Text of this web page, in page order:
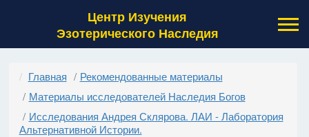
Центр Изучения
Эзотерического Наследия
Главная
Рекомендованные материалы
Материалы исследователей Наследия Богов
Исследования Андрея Склярова. ЛАИ - Лаборатория
Альтернативной Истории.